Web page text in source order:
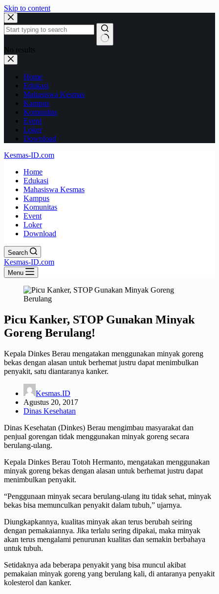
Skip to content
No results
Home
Edukasi
Mahasiswa Kesmas
Kampus
Komunitas
Event
Loker
Download
Kesmas-ID.com
Home
Edukasi
Mahasiswa Kesmas
Kampus
Komunitas
Event
Loker
Download
Search
Kesmas-ID.com
Menu
Picu Kanker, STOP Gunakan Minyak
Goreng Berulang!
Kepala Dinkes Berau mengatakan menggunakan minyak goreng
bekas dengan alasan untuk berhemat justru dapat menimbulkan
penyakit, satu diantaranya kanker.
Kesmas.ID
Agustus 20, 2017
Dinas Kesehatan
Dinas Kesehatan (Dinkes) Berau mengimbau masyarakat dan
penjual gorengan tidak menggunakan minyak goreng secara
berulang-ulang.
Kepala Dinkes Berau Totoh Hermanto, mengatakan menggunakan
minyak goreng bekas dengan alasan untuk berhemat justru dapat
menimbulkan penyakit.
“Penggunaan minyak secara berulang-ulang itu tidak sehat, minyak
bekas bisa memunculkan penyakit dalam tubuh,” ujarnya.
Diungkapkannya, kualitas minyak akan terus berubah seiring
dengan pemakaiannya. Jika terlalu sering dipakai, maka minyak
akan terus mengalami penurunan kualitas dan semakin berbahaya
untuk tubuh.
Setidaknya ada beberapa penyakit yang bisa muncul akibat
pemakaian minyak goreng yang berulang kali, di antaranya penyakit
kolesterol dan kanker.